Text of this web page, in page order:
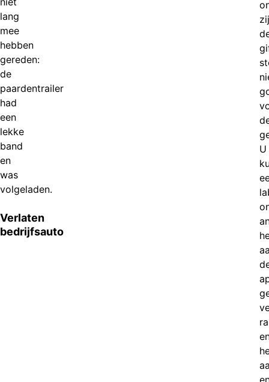
lang
mee
hebben
gereden:
de
paardentrailer
had
een
lekke
band
en
was
volgeladen.
Verlaten
bedrijfsauto
U